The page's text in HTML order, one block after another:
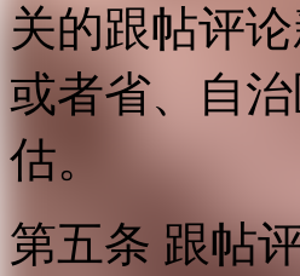
关的跟帖评
或者省、自
估。
第五条 跟帖